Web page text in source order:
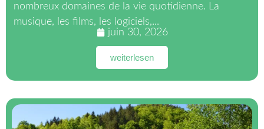
nombreux domaines de la vie quotidienne. La
musique, les films, les logiciels,...
juin 30, 2026
weiterlesen